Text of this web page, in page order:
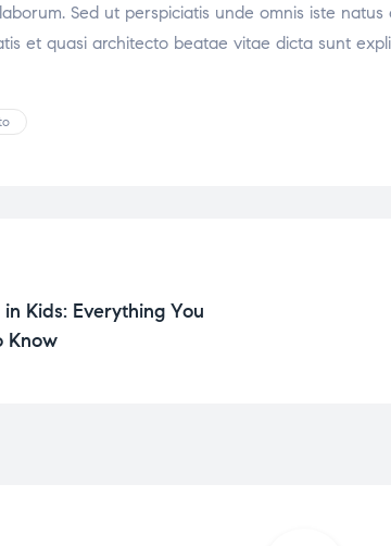
Sed ut perspiciatis unde omnis iste
et quasi architecto beatae vitae dicta sunt
Kids: Everything You
Know